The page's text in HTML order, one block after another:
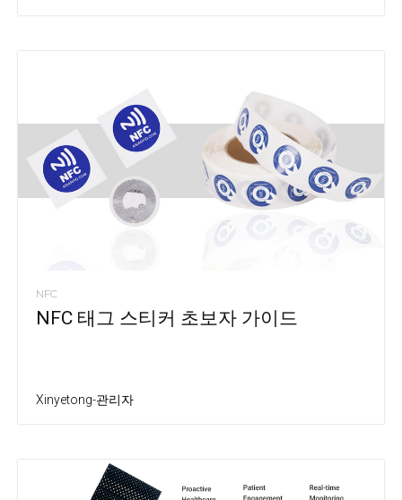
NFC
NFC 태그 스티커 초보자 가이드
Xinyetong-관리자